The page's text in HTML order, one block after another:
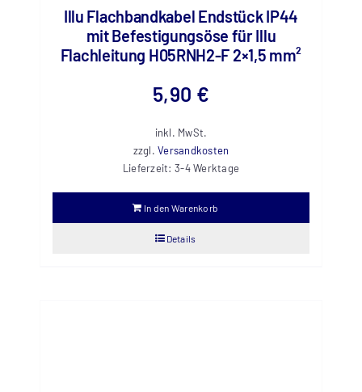
Illu Flachbandkabel Endstück IP44
mit Befestigungsöse für Illu
Flachleitung H05RNH2-F 2×1,5 mm²
5,90 €
inkl. MwSt.
zzgl.Versandkosten
Lieferzeit: 3-4 Werktage
In den Warenkorb
Details